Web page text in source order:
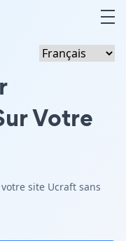
Votre
site Ucraft sans